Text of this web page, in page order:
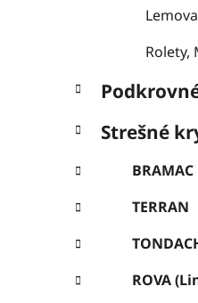
Rolety,
Strešné
BRAMAC
TERRAN
ROVA